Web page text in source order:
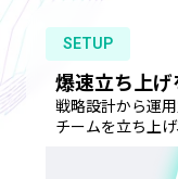
SETUP
爆速立ち上げ
戦略設計から運
チームを立ち上